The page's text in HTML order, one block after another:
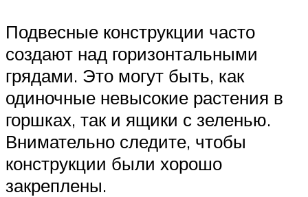
Подвесные конструкции часто
создают над горизонтальными
грядами. Это могут быть, как
одиночные невысокие растения в
горшках, так и ящики с зеленью.
Внимательно следите, чтобы
конструкции были хорошо
закреплены.